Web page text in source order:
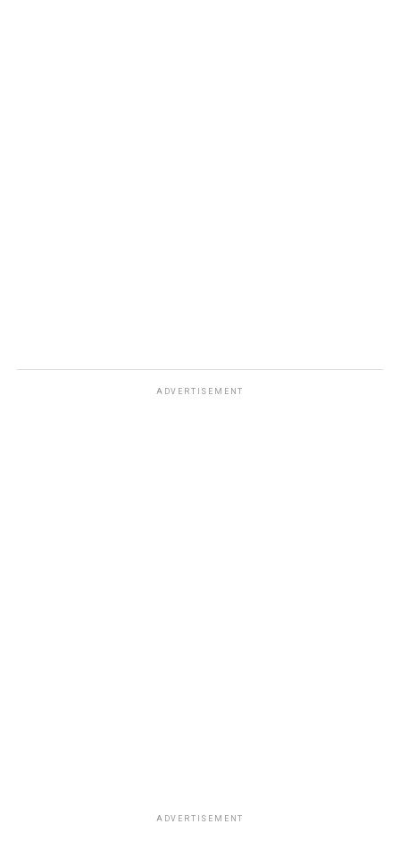
ADVERTISEMENT
ADVERTISEMENT